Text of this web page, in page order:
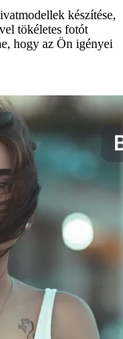
készítése,
tökéletes fotót
hogy az Ön igényei